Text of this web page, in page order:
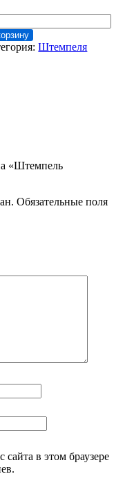
Штемпеля
«Штемпель
Обязательные поля
в этом браузере